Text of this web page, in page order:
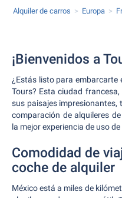
Alquiler de carros Europa
¡Bienvenidos a
¿Estás listo para embarcarte
Tours? Esta ciudad
sus paisajes impresionantes,
comparación de alquileres
la mejor experiencia de uso
Comodidad de
coche de alquiler
México está a miles de